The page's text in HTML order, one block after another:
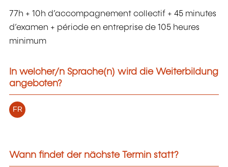
77h + 10h d’accompagnement collectif + 45 minutes
d’examen + période en entreprise de 105 heures
minimum
In welcher/n Sprache(n) wird die Weiterbildung
angeboten?
FR
Wann findet der nächste Termin statt?